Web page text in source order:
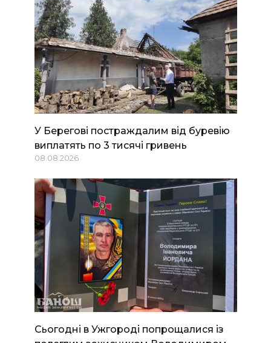
У Берегові постраждалим від буревію
виплатять по 3 тисячі гривень
08.08.2026
Сьогодні в Ужгороді попрощалися із